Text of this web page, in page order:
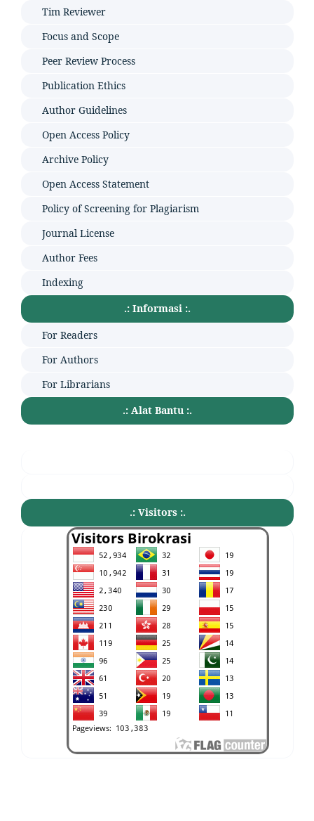
Tim Reviewer
Focus and Scope
Peer Review Process
Publication Ethics
Author Guidelines
Open Access Policy
Archive Policy
Open Access Statement
Policy of Screening for Plagiarism
Journal License
Author Fees
Indexing
.: Informasi :.
For Readers
For Authors
For Librarians
.: Alat Bantu :.
.: Visitors :.